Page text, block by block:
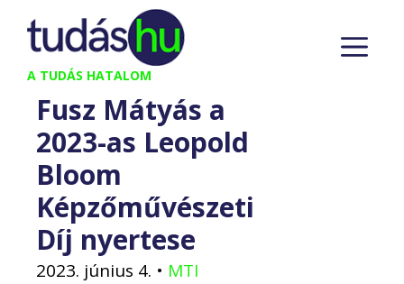
Kilépés
tartalomba
A TUDÁS HATALOM
Fusz Mátyás a
2023-as Leopold
Bloom
Képzőművészeti
Díj nyertese
2023. június 4. • MTI